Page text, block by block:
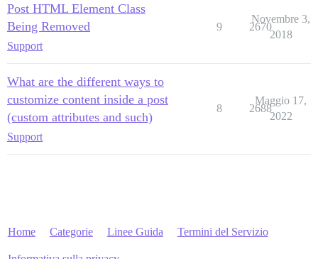
Post HTML Element Class
Being Removed
Support
9 2670
Novembre 3,
2018
What are the different ways to
customize content inside a post
(custom attributes and such)
Support
8 2688
Maggio 17,
2022
Home Categorie Linee Guida Termini del Servizio